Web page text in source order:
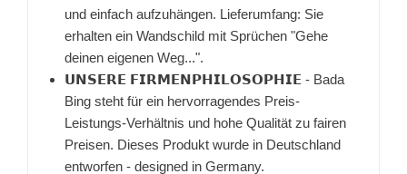
und einfach aufzuhängen. Lieferumfang: Sie
erhalten ein Wandschild mit Sprüchen "Gehe
deinen eigenen Weg...".
𝗨𝗡𝗦𝗘𝗥𝗘 𝗙𝗜𝗥𝗠𝗘𝗡𝗣𝗛𝗜𝗟𝗢𝗦𝗢𝗣𝗛𝗜𝗘 - Bada
Bing steht für ein hervorragendes Preis-
Leistungs-Verhältnis und hohe Qualität zu fairen
Preisen. Dieses Produkt wurde in Deutschland
entworfen - designed in Germany.